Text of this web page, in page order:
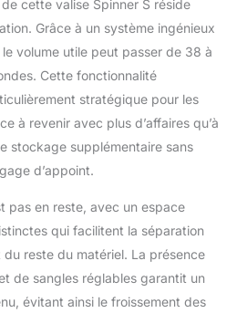
cette valise Spinner S réside
Grâce à un système ingénieux
volume utile peut passer de 38 à
Cette fonctionnalité
stratégique pour les
à revenir avec plus d’affaires qu’à
stockage supplémentaire sans
d’appoint.
pas en reste, avec un espace
qui facilitent la séparation
reste du matériel. La présence
de sangles réglables garantit un
évitant ainsi le froissement des